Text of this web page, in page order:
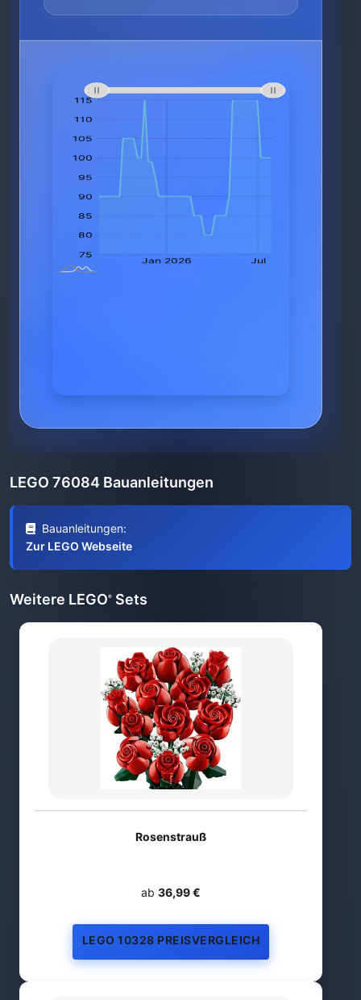
LEGO 76084 Bauanleitungen
Bauanleitungen:
Zur LEGO Webseite
Weitere LEGO® Sets
Rosenstrauß
ab 36,99 €
LEGO 10328 PREISVERGLEICH